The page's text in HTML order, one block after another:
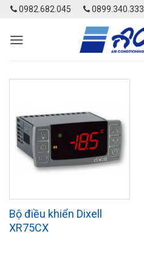
Skip
content
0982.682.045 0899.340.333
Bộ điều khiển Dixell
XR75CX